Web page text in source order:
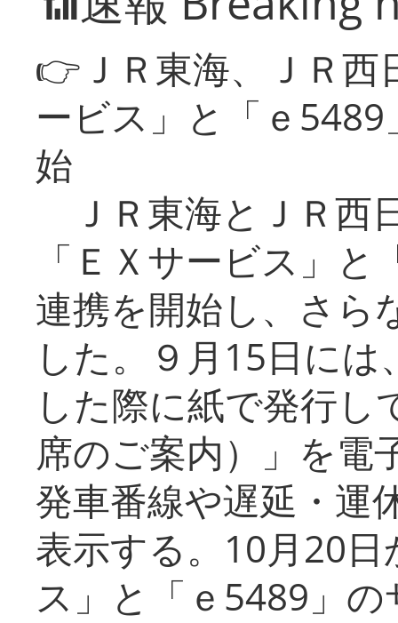
👉ＪＲ東海、ＪＲ
ービス」と「ｅ
始
ＪＲ東海とＪＲ西
「ＥＸサービス」
連携を開始し、さら
した。９月15日に
した際に紙で発行し
席のご案内）」を電
発車番線や遅延・運
表示する。10月20
ス」と「ｅ5489」